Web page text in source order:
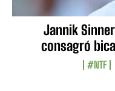
Jannik
consagró
#NTF